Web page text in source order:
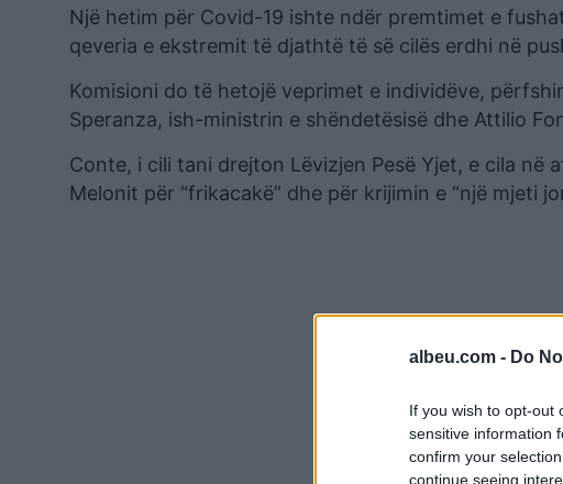
albeu.com - Do
If you wish to opt-out
sensitive information
confirm your
continue seeing
Një hetim për Covid-19 ishte ndër premtimet e
qeveria e ekstremit të djathtë të së cilës erdhi në
Komisioni do të hetojë veprimet e individëve,
Speranza, ish-ministrin e shëndetësisë dhe Attilio
Conte, i cili tani drejton Lëvizjen Pesë Yjet, e cila në
Melonit për “frikacakë” dhe për krijimin e “një mjeti